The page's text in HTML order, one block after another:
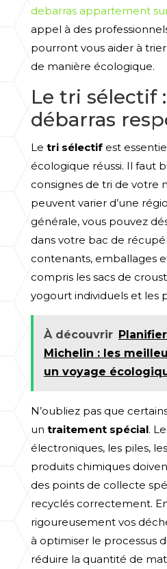
debarras appartement
appel à des
pourront vous aider à
de manière écologique.
Le tri sélectif
débarras
Le tri sélectifest
écologique réussi. Il faut
consignes de tri de votre
peuvent varier d’une
générale, vous pouvez
dans votre bac de
contenants, emballages
compris les sacs de
yogourt individuels et les
À découvrir
Michelin : les
un voyage
N’oubliez pas que
un traitement spécial.
électroniques, les piles,
produits chimiques
des points de collecte
recyclés correctement.
rigoureusement vos
à optimiser le processus
réduire la quantité de